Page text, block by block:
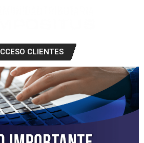
CLIENTES